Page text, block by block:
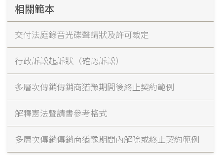
相關範本
交付法庭錄音光碟聲請狀及許可裁定
行政訴訟起訴狀（確認訴訟）
多層次傳銷傳銷商猶豫期間後終止契約範例
解釋憲法聲請書參考格式
多層次傳銷傳銷商猶豫期間內解除或終止契約範例